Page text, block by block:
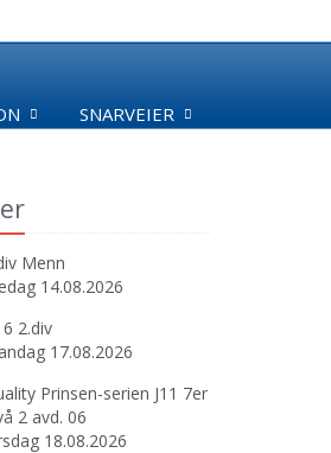
SNARVEIER
Menn
14.08.2026
2.div
17.08.2026
Prinsen-serien J11 7er
2 avd. 06
18.08.2026